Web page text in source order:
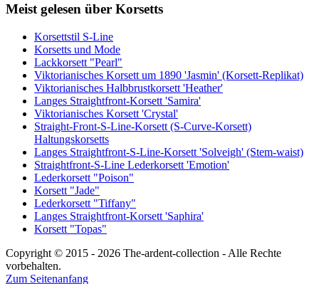
Meist gelesen über Korsetts
Korsettstil S-Line
Korsetts und Mode
Lackkorsett "Pearl"
Viktorianisches Korsett um 1890 'Jasmin' (Korsett-Replikat)
Viktorianisches Halbbrustkorsett 'Heather'
Langes Straightfront-Korsett 'Samira'
Viktorianisches Korsett 'Crystal'
Straight-Front-S-Line-Korsett (S-Curve-Korsett)
Haltungskorsetts
Langes Straightfront-S-Line-Korsett 'Solveigh' (Stem-waist)
Straightfront-S-Line Lederkorsett 'Emotion'
Lederkorsett "Poison"
Korsett "Jade"
Lederkorsett "Tiffany"
Langes Straightfront-Korsett 'Saphira'
Korsett "Topas"
Copyright © 2015 - 2026 The-ardent-collection - Alle Rechte
vorbehalten.
Zum Seitenanfang